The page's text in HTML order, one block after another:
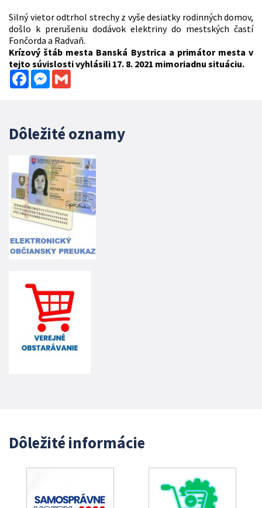
Silný vietor odtrhol strechy z vyše desiatky rodinných domov,
došlo k prerušeniu dodávok elektriny do mestských častí
Fončorda a Radvaň.
Krízový štáb mesta Banská Bystrica a primátor mesta v
tejto súvislosti vyhlásili 17. 8. 2021 mimoriadnu situáciu.
FacebookMessenger
Dôležité oznamy
Dôležité informácie